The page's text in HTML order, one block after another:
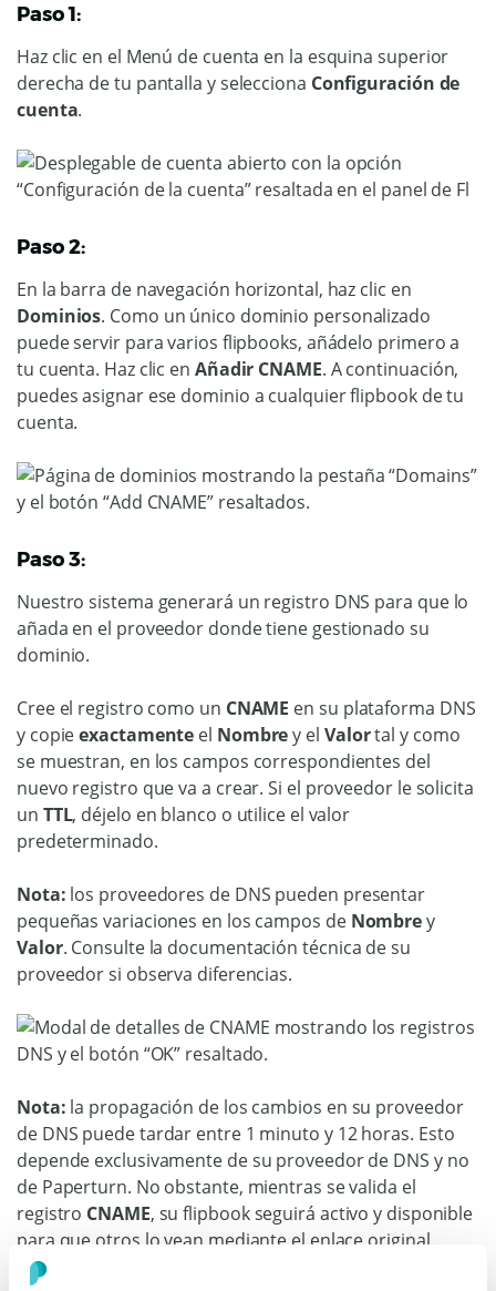
Paso 1:
Haz clic en el Menú de cuenta en la esquina superior
derecha de tu pantalla y selecciona Configuración de
cuenta.
Paso 2:
En la barra de navegación horizontal, haz clic en
Dominios. Como un único dominio personalizado
puede servir para varios flipbooks, añádelo primero a
tu cuenta. Haz clic en Añadir CNAME. A continuación,
puedes asignar ese dominio a cualquier flipbook de tu
cuenta.
Paso 3:
Nuestro sistema generará un registro DNS para que lo
añada en el proveedor donde tiene gestionado su
dominio.
Cree el registro como un CNAME en su plataforma DNS
y copieexactamente el Nombrey el Valortal y como
se muestran, en los campos correspondientes del
nuevo registro que va a crear. Si el proveedor le solicita
un TTL, déjelo en blanco o utilice el valor
predeterminado.
Nota: los proveedores de DNS pueden presentar
pequeñas variaciones en los campos de Nombrey
Valor. Consulte la documentación técnica de su
proveedor si observa diferencias.
Nota: la propagación de los cambios en su proveedor
de DNS puede tardar entre 1 minuto y 12 horas. Esto
depende exclusivamente de su proveedor de DNS y no
de Paperturn. No obstante, mientras se valida el
registro CNAME, su flipbook seguirá activo y disponible
para que otros lo vean mediante el enlace original.